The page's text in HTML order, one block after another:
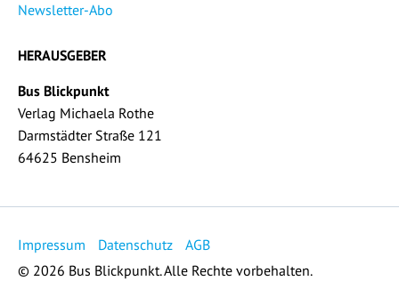
Newsletter-Abo
HERAUSGEBER
Bus Blickpunkt
Verlag Michaela Rothe
Darmstädter Straße 121
64625 Bensheim
Impressum Datenschutz
AGB
© 2026 Bus Blickpunkt. Alle Rechte vorbehalten.